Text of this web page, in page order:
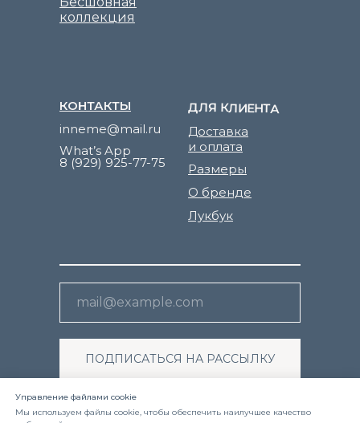
ПОДПИСАТЬСЯ НА РАССЫЛКУ
Я ознакомлен(а) с
конфиденциальностии даю согласие на
Доставка
и оплата
ДЛЯ КЛИЕНТА
Лукбук
Размеры
О бренде
КОНТАКТЫ
inneme@mail.ru
What’s App
8 (929) 925-77-75
коллекция
Управление файлами cookie
Мы используем файлы cookie, чтобы обеспечить наилучшее качество